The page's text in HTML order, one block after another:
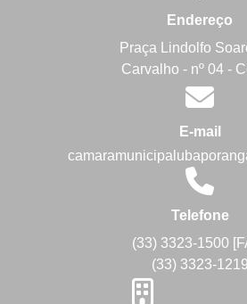
Endereço
Praça Lindolfo
Carvalho - nº 04 -
E-mail
Telefone
(33) 3323-1500
(33) 3323-1219